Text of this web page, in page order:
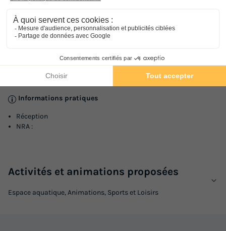
Parking
Sur place
Animaux non admis.
Informations pratiques
Réception
NRA :
Activités et animations proposées
Espace aquatique, Animations, Sports et Loisirs